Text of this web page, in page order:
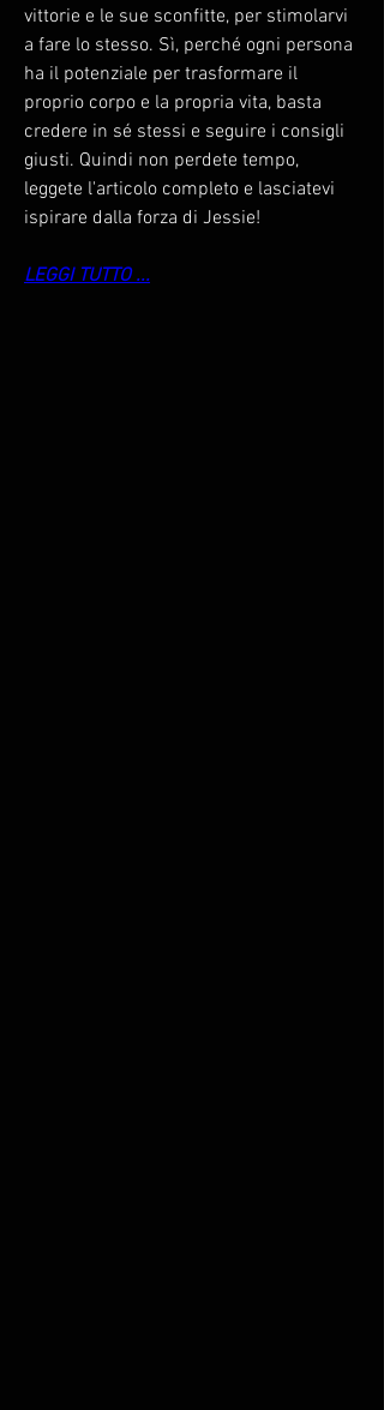
vittorie e le sue sconfitte, per stimolarvi
a fare lo stesso. Sì, perché ogni persona
ha il potenziale per trasformare il
proprio corpo e la propria vita, basta
credere in sé stessi e seguire i consigli
giusti. Quindi non perdete tempo,
leggete l'articolo completo e lasciatevi
ispirare dalla forza di Jessie!
LEGGI TUTTO ...